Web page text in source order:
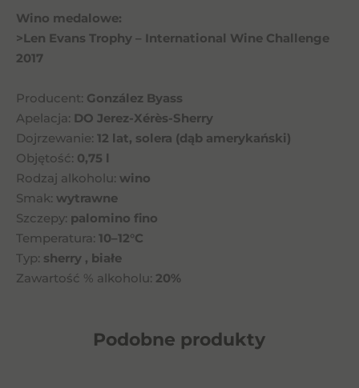
Wino medalowe:
>Len Evans Trophy – International Wine Challenge
2017
Producent: González Byass
Apelacja: DO Jerez-Xérès-Sherry
Dojrzewanie: 12 lat, solera (dąb amerykański)
Objętość: 0,75 l
Rodzaj alkoholu: wino
Smak: wytrawne
Szczepy: palomino fino
Temperatura: 10–12°C
Typ: sherry , białe
Zawartość % alkoholu: 20%
Podobne produkty